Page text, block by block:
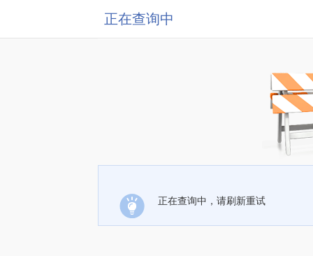
正在查询中
正在查询中，请刷新重试